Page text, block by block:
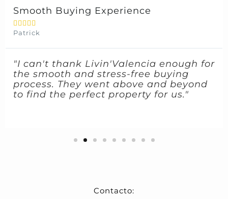
Smooth Buying Experience
    
Patrick
"I can't thank Livin'Valencia enough for
the smooth and stress-free buying
process. They went above and beyond
to find the perfect property for us."
Contacto: